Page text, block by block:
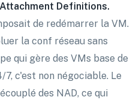
Definitions.
de redémarrer la VM.
la conf réseau sans
qui gère des VMs base de
c'est non négociable. Le
des NAD, ce qui